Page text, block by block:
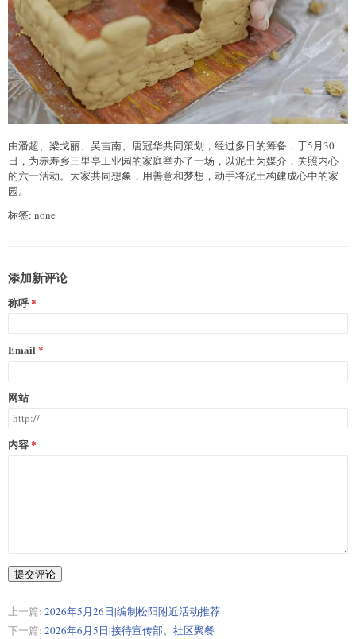
由潘超、梁戈丽、吴吉南、唐冠华共同策划，经过多日的筹备，于5月30
日，为赤寿乡三里亭工业园的家庭举办了一场，以泥土为媒介，关照内心
的六一活动。大家共同想象，用善意和梦想，动手将泥土构建成心中的家
园。
标签: none
添加新评论
称呼
Email
网站
内容
提交评论
上一篇: 2026年5月26日|编制松阳附近活动推荐
下一篇: 2026年6月5日|接待宣传部、社区聚餐